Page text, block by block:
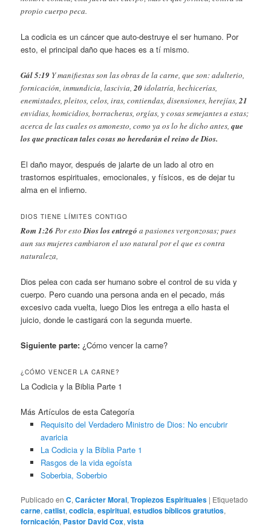
propio cuerpo peca.
La codicia es un cáncer que auto-destruye el ser humano. Por
esto, el principal daño que haces es a tí mismo.
Gál 5:19 Y manifiestas son las obras de la carne, que son: adulterio,
fornicación, inmundicia, lascivia,20idolatría, hechicerías,
enemistades, pleitos, celos, iras, contiendas, disensiones, herejías,21
envidias, homicidios, borracheras, orgías, y cosas semejantes a estas;
acerca de las cuales os amonesto, como ya os lo he dicho antes,que
los que practican tales cosas no heredarán el reino de Dios.
El daño mayor, después de jalarte de un lado al otro en
trastornos espirituales, emocionales, y físicos, es de dejar tu
alma en el infierno.
DIOS TIENE LÍMITES CONTIGO
Rom 1:26Por estoDios los entregó a pasiones vergonzosas; pues
aun sus mujeres cambiaron el uso natural por el que es contra
naturaleza,
Dios pelea con cada ser humano sobre el control de su vida y
cuerpo. Pero cuando una persona anda en el pecado, más
excesivo cada vuelta, luego Dios les entrega a ello hasta el
juicio, donde le castigará con la segunda muerte.
Siguiente parte: ¿Cómo vencer la carne?
¿CÓMO VENCER LA CARNE?
La Codicia y la Biblia Parte 1
Más Artículos de esta Categoría
Requisito del Verdadero Ministro de Dios: No encubrir
avaricia
La Codicia y la Biblia Parte 1
Rasgos de la vida egoísta
Soberbia, Soberbio
Publicado en C,Carácter Moral,Tropiezos Espirituales | Etiquetado
carne,catlist,codicia,espiritual,estudios bíblicos gratutios,
fornicación, Pastor David Cox,vista